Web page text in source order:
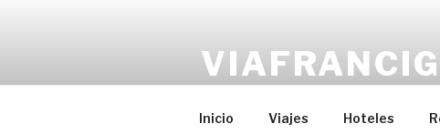
Inicio Viajes Hoteles